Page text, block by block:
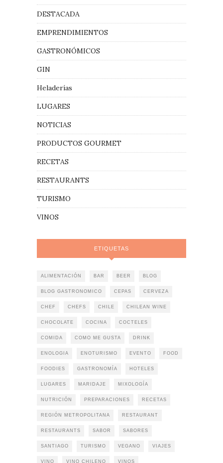
DESTACADA
EMPRENDIMIENTOS
GASTRONÓMICOS
GIN
Heladerías
LUGARES
NOTICIAS
PRODUCTOS GOURMET
RECETAS
RESTAURANTS
TURISMO
VINOS
ETIQUETAS
ALIMENTACIÓN BAR BEER BLOG
BLOG GASTRONOMICO CEPAS CERVEZA
CHEF CHEFS CHILE CHILEAN WINE
CHOCOLATE COCINA COCTELES
COMIDA COMO ME GUSTA DRINK
ENOLOGIA ENOTURISMO EVENTO FOOD
FOODIES GASTRONOMÍA HOTELES
LUGARES MARIDAJE MIXOLOGÍA
NUTRICIÓN PREPARACIONES RECETAS
REGIÓN METROPOLITANA RESTAURANT
RESTAURANTS SABOR SABORES
SANTIAGO TURISMO VEGANO VIAJES
VINO VINO CHILENO VINOS